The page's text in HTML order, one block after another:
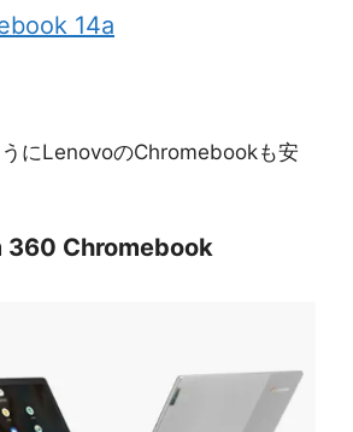
14a
にLenovoのChromebookも安
360 Chromebook